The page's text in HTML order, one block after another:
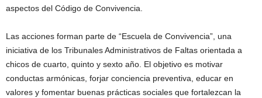
aspectos del Código de Convivencia.
Las acciones forman parte de “Escuela de Convivencia”, una
iniciativa de los Tribunales Administrativos de Faltas orientada a
chicos de cuarto, quinto y sexto año. El objetivo es motivar
conductas armónicas, forjar conciencia preventiva, educar en
valores y fomentar buenas prácticas sociales que fortalezcan la